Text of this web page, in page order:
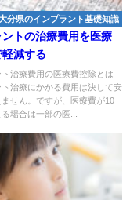
分県のインプラント基礎知識
ントの治療費用を医療
減する
治療費用の医療費控除とは
治療にかかる費用は決して安
せん。ですが、医療費が10
場合は一部の医...